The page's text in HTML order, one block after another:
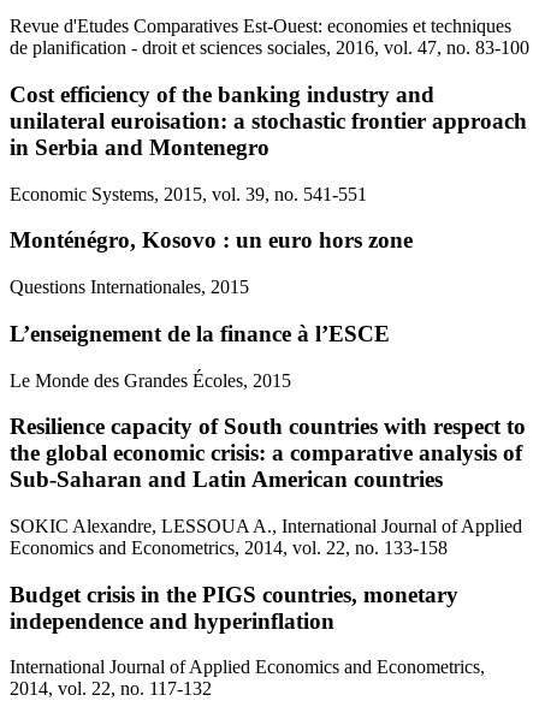
Revue d'Etudes Comparatives Est-Ouest: economies et techniques
de planification - droit et sciences sociales, 2016, vol. 47, no. 83-100
Cost efficiency of the banking industry and
unilateral euroisation: a stochastic frontier approach
in Serbia and Montenegro
Economic Systems, 2015, vol. 39, no. 541-551
Monténégro, Kosovo : un euro hors zone
Questions Internationales, 2015
L’enseignement de la finance à l’ESCE
Le Monde des Grandes Écoles, 2015
Resilience capacity of South countries with respect to
the global economic crisis: a comparative analysis of
Sub-Saharan and Latin American countries
SOKIC Alexandre, LESSOUA A., International Journal of Applied
Economics and Econometrics, 2014, vol. 22, no. 133-158
Budget crisis in the PIGS countries, monetary
independence and hyperinflation
International Journal of Applied Economics and Econometrics,
2014, vol. 22, no. 117-132